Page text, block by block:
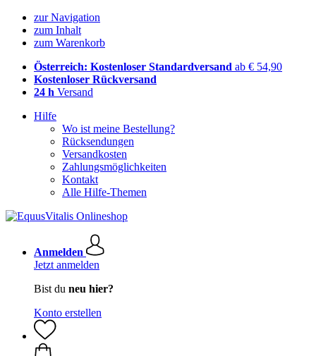
zur Navigation
zum Inhalt
zum Warenkorb
Österreich: Kostenloser Standardversand ab € 54,90
Kostenloser Rückversand
24 h Versand
Hilfe
Wo ist meine Bestellung?
Rücksendungen
Versandkosten
Zahlungsmöglichkeiten
Kontakt
Alle Hilfe-Themen
Anmelden
Jetzt anmelden
Bist du neu hier?
Konto erstellen